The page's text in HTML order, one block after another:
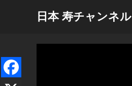
日本 寿チャンネル